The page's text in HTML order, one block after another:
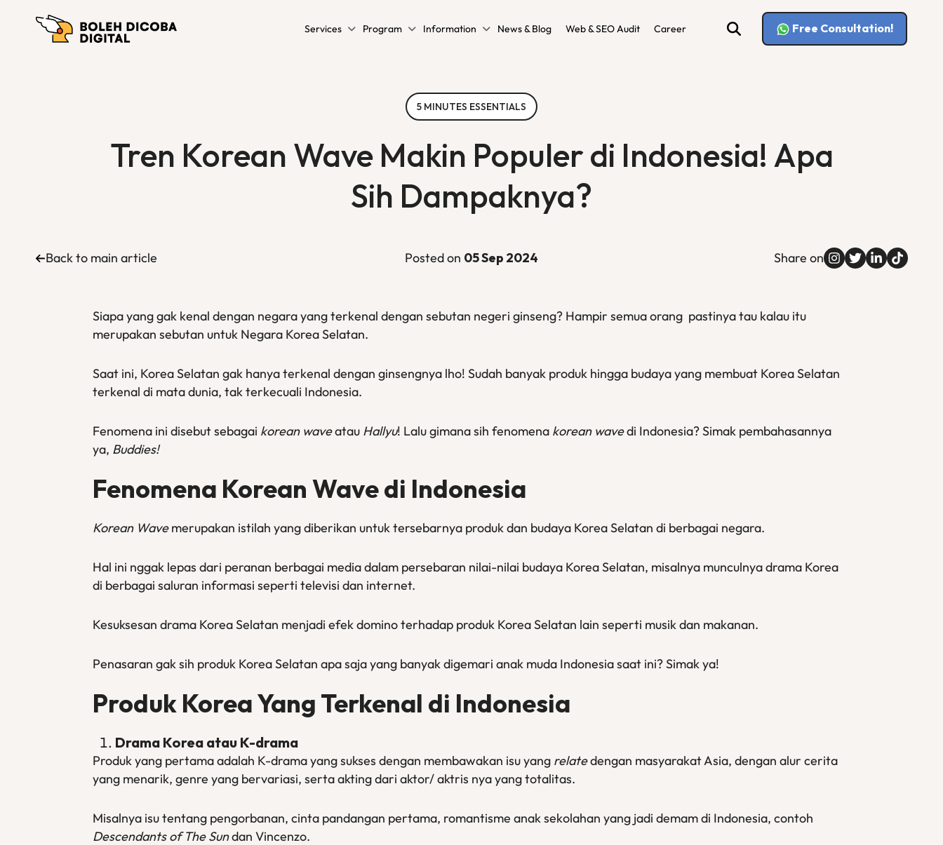
Services Program Information News & Blog Web & SEO Audit Career Free Consultation!
5 MINUTES ESSENTIALS
Tren Korean Wave Makin Populer di Indonesia! Apa
Sih Dampaknya?
Back to main article Posted on 05 Sep 2024 Share on
Siapa yang gak kenal dengan negara yang terkenal dengan sebutan negeri ginseng? Hampir semua orang pastinya tau kalau itu
merupakan sebutan untuk Negara Korea Selatan.
Saat ini, Korea Selatan gak hanya terkenal dengan ginsengnya lho! Sudah banyak produk hingga budaya yang membuat Korea Selatan
terkenal di mata dunia, tak terkecuali Indonesia.
Fenomena ini disebut sebagai korean waveatau Hallyu! Lalu gimana sih fenomena korean wavedi Indonesia? Simak pembahasannya
ya, Buddies!
Fenomena Korean Wave di Indonesia
Korean Wavemerupakan istilah yang diberikan untuk tersebarnya produk dan budaya Korea Selatan di berbagai negara.
Hal ini nggak lepas dari peranan berbagai media dalam persebaran nilai-nilai budaya Korea Selatan, misalnya munculnya drama Korea
di berbagai saluran informasi seperti televisi dan internet.
Kesuksesan drama Korea Selatan menjadi efek domino terhadap produk Korea Selatan lain seperti musik dan makanan.
Penasaran gak sih produk Korea Selatan apa saja yang banyak digemari anak muda Indonesia saat ini? Simak ya!
Produk Korea Yang Terkenal di Indonesia
Drama Korea atau K-drama
Produk yang pertama adalah K-drama yang sukses dengan membawakan isu yang relatedengan masyarakat Asia, dengan alur cerita
yang menarik, genre yang bervariasi, serta akting dari aktor/ aktris nya yang totalitas.
Misalnya isu tentang pengorbanan, cinta pandangan pertama, romantisme anak sekolahan yang jadi demam di Indonesia, contoh
Descendants of The Sundan Vincenzo.